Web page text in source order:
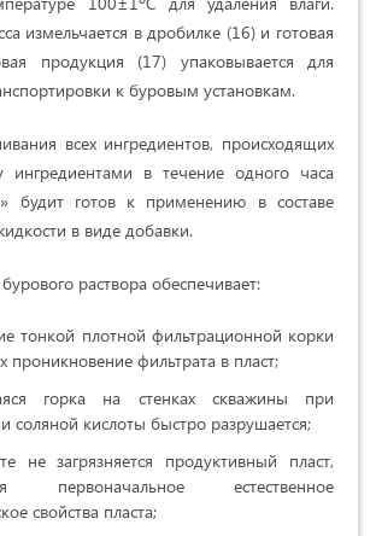
измельчается в дробилке (16) и готовая
продукция (17) упаковывается для
к буровым установкам.
всех ингредиентов, происходящих
ингредиентами в течение одного часа
будит готов к применению в составе
в виде добавки.
раствора обеспечивает:
тонкой плотной фильтрационной корки
фильтрата в пласт;
горка на стенках скважины при
соляной кислоты быстро разрушается;
не загрязняется продуктивный пласт,
первоначальное естественное
свойства пласта;